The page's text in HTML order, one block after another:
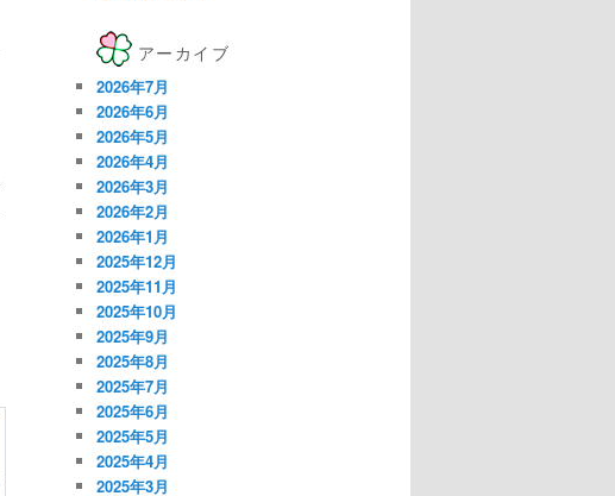
アーカイブ
2026年7月
2026年6月
2026年5月
2026年4月
2026年3月
2026年2月
2026年1月
2025年12月
2025年11月
2025年10月
2025年9月
2025年8月
2025年7月
2025年6月
2025年5月
2025年4月
2025年3月